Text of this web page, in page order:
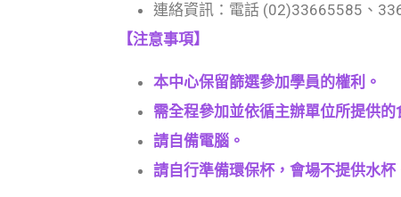
連絡資訊：電話 (02)33665585、
【注意事項】
本中心保留篩選參加學員的權利。
需全程參加並依循主辦單位所提供
請自備電腦。
請自行準備環保杯，會場不提供水杯